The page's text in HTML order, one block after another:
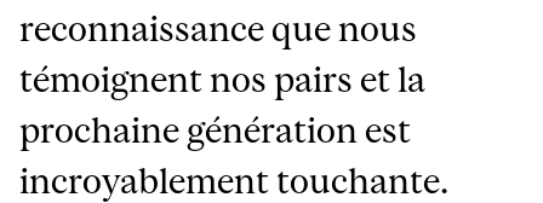
reconnaissance que nous
témoignent nos pairs et la
prochaine génération est
incroyablement touchante.